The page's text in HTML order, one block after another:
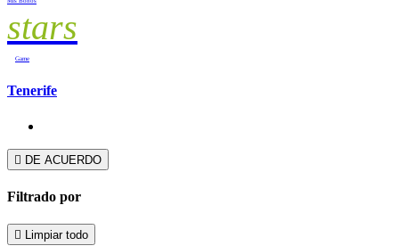
stars
Game
Tenerife
 DE ACUERDO
Filtrado por
 Limpiar todo